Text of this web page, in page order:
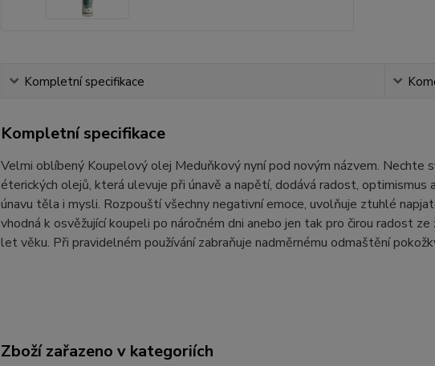
Kompletní specifikace
Kompletní specifikace
Velmi oblíbený Koupelový olej Meduňkový nyní pod novým názvem. Nechte
éterických olejů, která ulevuje při únavě a napětí, dodává radost,
únavu těla i mysli. Rozpouští všechny negativní emoce, uvolňuje ztuhlé
vhodná k osvěžující koupeli po náročném dni anebo jen tak pro čirou radost
let věku. Při pravidelném používání zabraňuje nadměrnému odmaštění
Zboží zařazeno v kategoriích